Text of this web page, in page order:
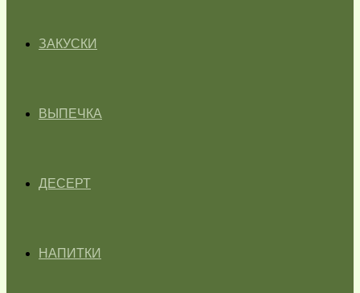
ЗАКУСКИ
ВЫПЕЧКА
ДЕСЕРТ
НАПИТКИ